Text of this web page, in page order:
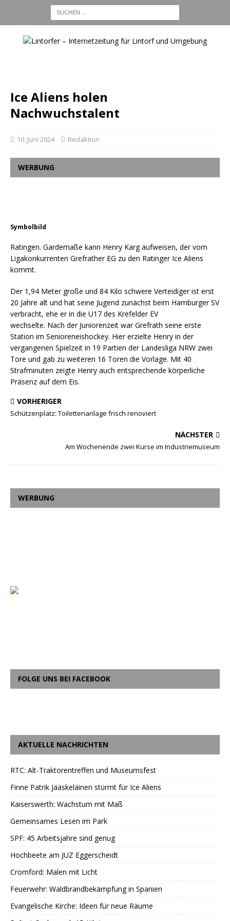
Ice Aliens holen
Nachwuchstalent
10. Juni 2024 Redaktion
WERBUNG
Symbolbild
Ratingen. Gardemaße kann Henry Karg aufweisen, der vom
Ligakonkurrenten Grefrather EG zu den Ratinger Ice Aliens
kommt.
Der 1,94 Meter große und 84 Kilo schwere Verteidiger ist erst
20 Jahre alt und hat seine Jugend zunächst beim Hamburger SV
verbracht, ehe er in die U17 des Krefelder EV
wechselte. Nach der Juniorenzeit war Grefrath seine erste
Station im Senioreneishockey. Hier erzielte Henry in der
vergangenen Spielzeit in 19 Partien der Landesliga NRW zwei
Tore und gab zu weiteren 16 Toren die Vorlage. Mit 40
Strafminuten zeigte Henry auch entsprechende körperliche
Präsenz auf dem Eis.
VORHERIGER
Schützenplatz: Toilettenanlage frisch renoviert
NÄCHSTER
Am Wochenende zwei Kurse im Industriemuseum
WERBUNG
FOLGE UNS BEI FACEBOOK
AKTUELLE NACHRICHTEN
RTC: Alt-Traktorentreffen und Museumsfest
Finne Patrik Jääskeläinen stürmt für Ice Aliens
Kaiserswerth: Wachstum mit Maß
Gemeinsames Lesen im Park
SPF: 45 Arbeitsjahre sind genug
Hochbeete am JUZ Eggerscheidt
Cromford: Malen mit Licht
Feuerwehr: Waldbrandbekämpfung in Spanien
Evangelische Kirche: Ideen für neue Räume